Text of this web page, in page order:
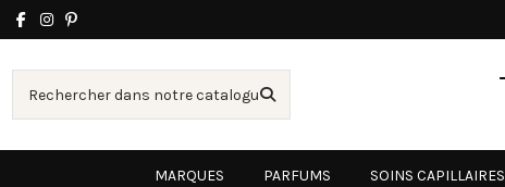
MARQUES PARFUMS SOINS CAPILLAIRES